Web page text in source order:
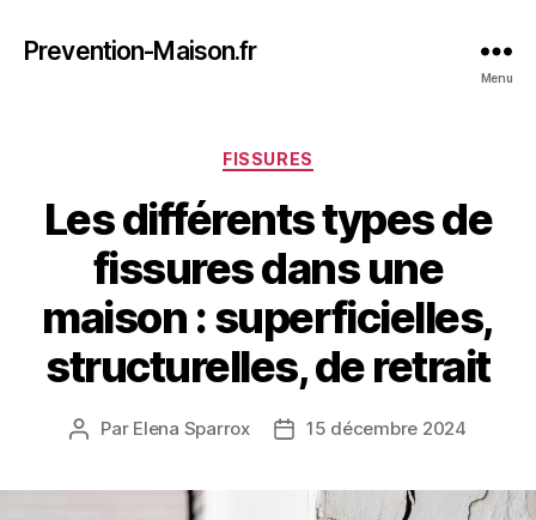
Prevention-Maison.fr
Menu
Catégories
FISSURES
Les différents types de
fissures dans une
maison : superficielles,
structurelles, de retrait
Auteur
Par Elena Sparrox
Date15 décembre 2024